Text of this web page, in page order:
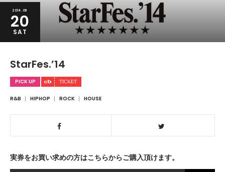
2014.09
20
SAT
StarFes.’14
PICK UP
R&B HIPHOP ROCK HOUSE
実券をお買い求めの方はこちらからご購入頂けます。